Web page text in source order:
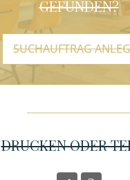
GEFUNDEN?
SUCHAUFTRAG
DRUCKEN ODER